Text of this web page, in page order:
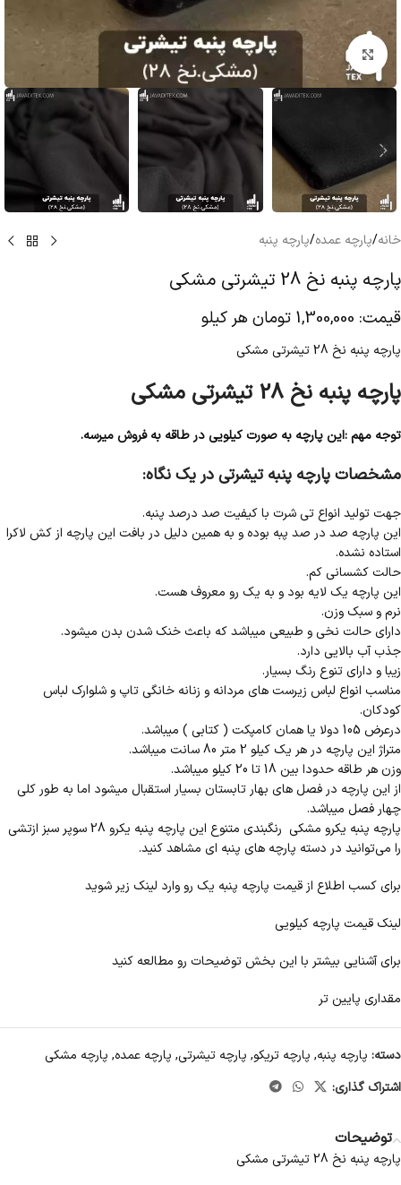
بزرگنمایی تصویر
خانه/پارچه عمده/پارچه پنبه
پارچه پنبه نخ 28 تیشرتی مشکی
قیمت: 1,300,000 تومان هر کیلو
پارچه پنبه نخ 28 تیشرتی مشکی
پارچه پنبه نخ 28 تیشرتی مشکی
توجه مهم :این پارچه به صورت کیلویی در طاقه به فروش میرسه.
مشخصات پارچه پنبه تیشرتی در یک نگاه:
جهت تولید انواع تی شرت با کیفیت صد درصد پنبه.
این پارچه صد در صد پبه بوده و به همین دلیل در بافت این پارچه از کش لاکرا
استاده نشده.
حالت کشسانی کم.
این پارچه یک لایه بود و به یک رو معروف هست.
نرم و سبک وزن.
دارای حالت نخی و طبیعی میباشد که باعث خنک شدن بدن میشود.
جذب آب بالایی دارد.
زیبا و دارای تنوع رنگ بسیار.
مناسب انواع لباس زیرست های مردانه و زنانه خانگی تاپ و شلوارک لباس
کودکان.
درعرض 105 دولا یا همان کامپکت ( کتابی ) میباشد.
متراژ این پارچه در هر یک کیلو 2 متر 80 سانت میباشد.
وزن هر طاقه حدودا بین 18 تا 20 کیلو میباشد.
از این پارچه در فصل های بهار تابستان بسیار استقبال میشود اما به طور کلی
چهار فصل میباشد.
پارچه پنبه یکرو مشکی رنگبندی متنوع این پارچه پنبه یکرو 28 سوپر سبز ازتشی
را می‌توانید در دسته پارچه های پنبه ای مشاهد کنید.
برای کسب اطلاع از قیمت پارچه پنبه یک رو وارد لینک زیر شوید
لینک قیمت پارچه کیلویی
برای آشنایی بیشتر با این بخش توضیحات رو مطالعه کنید
مقداری پایین تر
دسته: پارچه پنبه, پارچه تریکو, پارچه تیشرتی, پارچه عمده, پارچه مشکی
اشتراک گذاری:
توضیحات
پارچه پنبه نخ 28 تیشرتی مشکی